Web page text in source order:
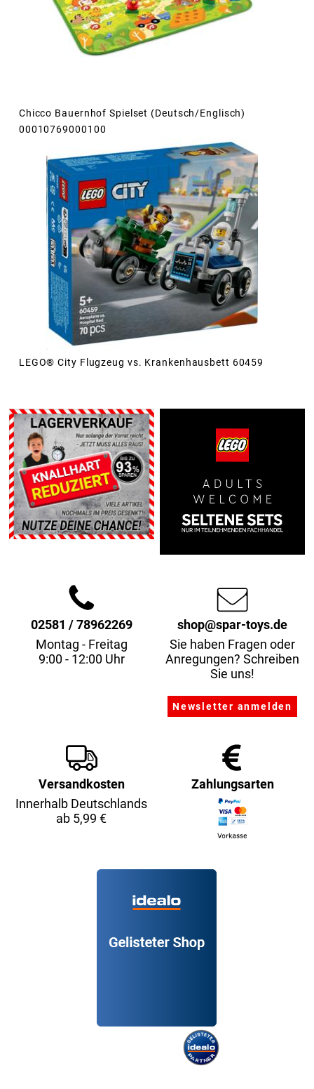
Chicco Bauernhof Spielset (Deutsch/Englisch)
00010769000100
LEGO® City Flugzeug vs. Krankenhausbett 60459
02581 / 78962269
Montag - Freitag
9:00 - 12:00 Uhr
shop@spar-toys.de
Sie haben Fragen oder
Anregungen? Schreiben
Sie uns!
Versandkosten
Innerhalb Deutschlands
ab 5,99 €
Zahlungsarten